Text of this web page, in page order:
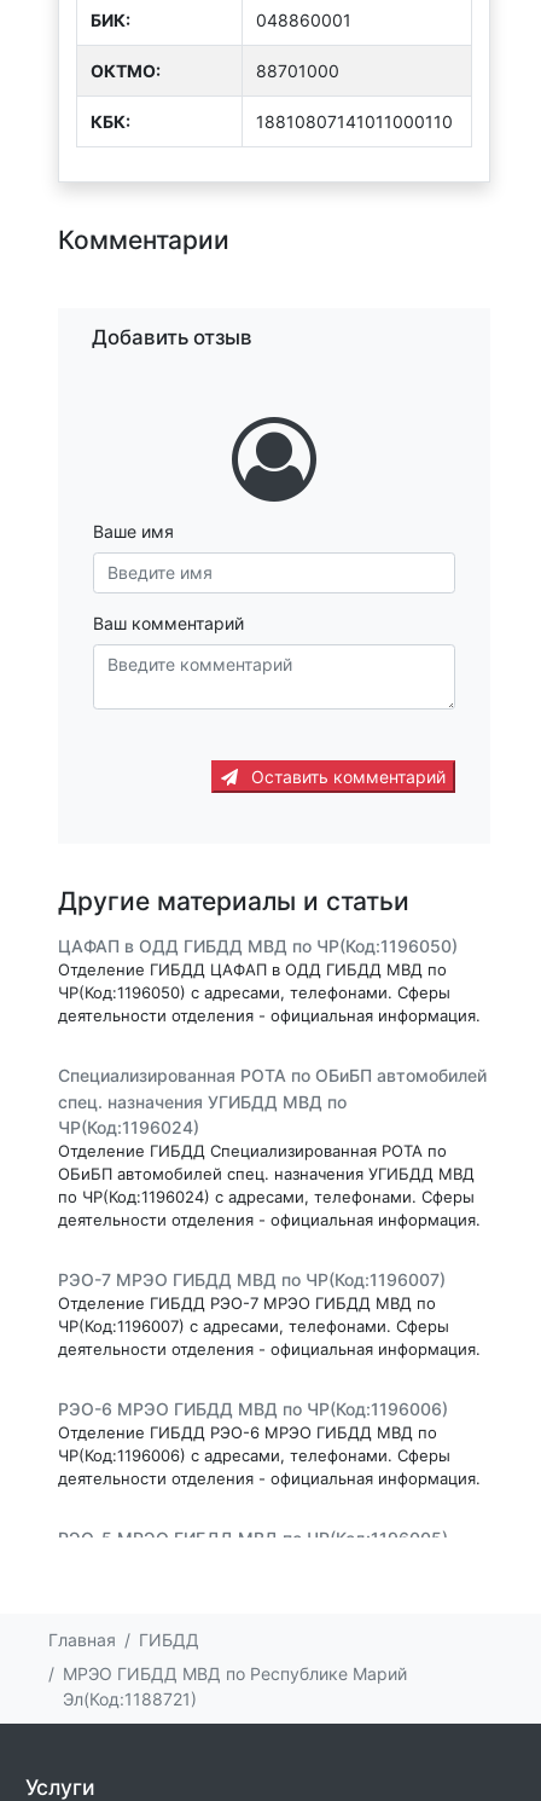
БИК: 048860001
ОКТMО: 88701000
КБК: 18810807141011000110
Комментарии
Добавить отзыв
Ваше имя
Ваш комментарий
Оставить комментарий
Другие материалы и статьи
ЦАФАП в ОДД ГИБДД МВД по ЧР(Код:1196050)
Отделение ГИБДД ЦАФАП в ОДД ГИБДД МВД по
ЧР(Код:1196050) с адресами, телефонами. Сферы
деятельности отделения - официальная информация.
Специализированная РОТА по ОБиБП автомобилей
спец. назначения УГИБДД МВД по
ЧР(Код:1196024)
Отделение ГИБДД Специализированная РОТА по
ОБиБП автомобилей спец. назначения УГИБДД МВД
по ЧР(Код:1196024) с адресами, телефонами. Сферы
деятельности отделения - официальная информация.
РЭО-7 МРЭО ГИБДД МВД по ЧР(Код:1196007)
Отделение ГИБДД РЭО-7 МРЭО ГИБДД МВД по
ЧР(Код:1196007) с адресами, телефонами. Сферы
деятельности отделения - официальная информация.
РЭО-6 МРЭО ГИБДД МВД по ЧР(Код:1196006)
Отделение ГИБДД РЭО-6 МРЭО ГИБДД МВД по
ЧР(Код:1196006) с адресами, телефонами. Сферы
деятельности отделения - официальная информация.
РЭО-5 МРЭО ГИБДД МВД по ЧР(Код:1196005)
РЭО-4 МРЭО ГИБДД МВД по ЧР(Код:1196004)
Отделение ГИБДД РЭО-4 МРЭО ГИБДД МВД по
ЧР(Код:1196004) с адресами, телефонами. Сферы
Главная
ГИБДД
МРЭО ГИБДД МВД по Республике Марий
Эл(Код:1188721)
Услуги